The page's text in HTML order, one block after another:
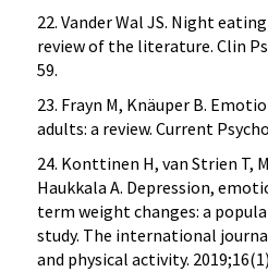
22. Vander Wal JS. Night
review of the literature. Clin
59.
23. Frayn M, Knäuper B.
adults: a review. Current
24. Konttinen H, van Strien T,
Haukkala A. Depression,
term weight changes: a
study. The international
and physical activity.